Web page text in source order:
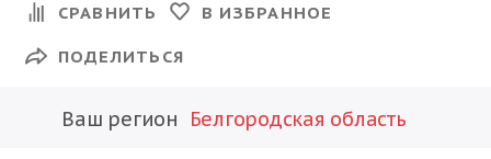
СРАВНИТЬ В ИЗБРАННОЕ
ПОДЕЛИТЬСЯ
Ваш регион Белгородская область